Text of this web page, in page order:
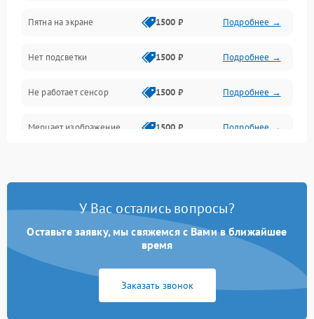
Проблемы с питанием, зарядкой и аккумулятором
Проблемы с работой системы, корпусом и другие
Пятна на экране 1500 ₽ Подробнее →
Нет подсветки 1500 ₽ Подробнее →
Не работает сенсор 1500 ₽ Подробнее →
Мерцает изображение 1500 ₽ Подробнее →
У Вас остались вопросы?
Оставьте заявку, мы свяжемся с Вами в ближайшее
время
Заказать звонок